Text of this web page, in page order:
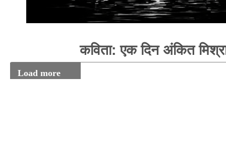
कविता: एक दिन अंकित
Load more